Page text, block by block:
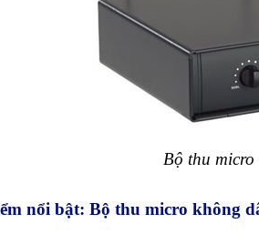
Bộ thu
nổi bật: Bộ thu micro không